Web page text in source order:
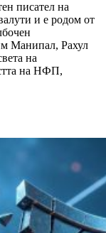
писател на
и е родом от
Манипал, Рахул
на
на НФП,